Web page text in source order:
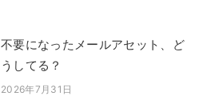
不要になったメールアセット、ど
うしてる？
投稿日
2026年7月31日